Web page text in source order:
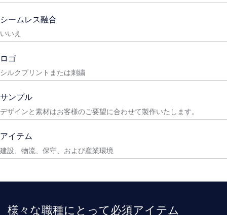
シームレス融合
いいえ
ロゴ
シルクプリントまたは刺繍
サンプル
デザインと素材はお客様のご要望に合わせて製作いたします。
アイテム
建設、物流、保守、および産業環境
様々な職種にとって必須アイテム